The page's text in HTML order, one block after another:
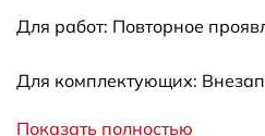
Для работ: Повторное
Для комплектующих:
Показать полностью